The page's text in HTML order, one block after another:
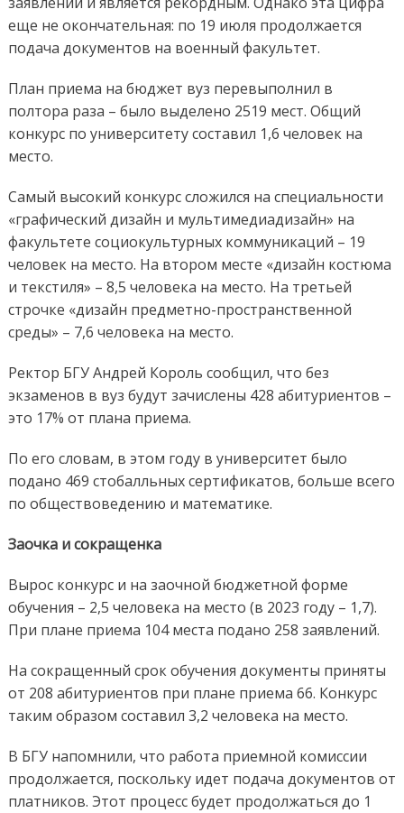
еще не окончательная: по 19 июля продолжается
подача документов на военный факультет.
План приема на бюджет вуз перевыполнил в
полтора раза – было выделено 2519 мест. Общий
конкурс по университету составил 1,6 человек на
место.
Самый высокий конкурс сложился на специальности
«графический дизайн и мультимедиадизайн» на
факультете социокультурных коммуникаций – 19
человек на место. На втором месте «дизайн костюма
и текстиля» – 8,5 человека на место. На третьей
строчке «дизайн предметно-пространственной
среды» – 7,6 человека на место.
Ректор БГУ Андрей Король сообщил, что без
экзаменов в вуз будут зачислены 428 абитуриентов –
это 17% от плана приема.
По его словам, в этом году в университет было
подано 469 стобалльных сертификатов, больше всего
по обществоведению и математике.
Заочка и сокращенка
Вырос конкурс и на заочной бюджетной форме
обучения – 2,5 человека на место (в 2023 году – 1,7).
При плане приема 104 места подано 258 заявлений.
На сокращенный срок обучения документы приняты
от 208 абитуриентов при плане приема 66. Конкурс
таким образом составил 3,2 человека на место.
В БГУ напомнили, что работа приемной комиссии
продолжается, поскольку идет подача документов от
платников. Этот процесс будет продолжаться до 1